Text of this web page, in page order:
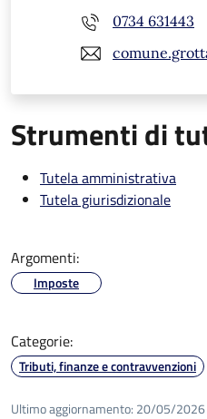
0734 631443
Strumenti di
Tutela amministrativa
Tutela giurisdizionale
Argomenti:
Imposte
Categorie:
Tributi, finanze e contravvenzioni
Ultimo aggiornamento: 20/05/2026